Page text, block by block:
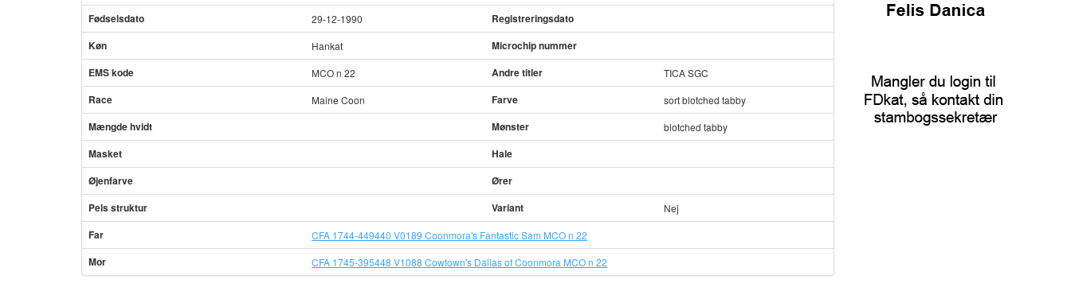
Fødselsdato
29-12-1990
Registreringsdato
Køn
Hankat
Microchip nummer
EMS kode
MCO n 22 Andre titler TICA SGC
Race Maine Coon Farve sort blotched tabby
Mængde hvidt Mønster blotched tabby
Masket
Hale
Øjenfarve
Ører
Pels struktur
Variant Nej
Far CFA 1744-449440 V0189 Coonmora's Fantastic Sam MCO n 22
Mor CFA 1745-395448 V1088 Cowtown's Dallas of Coonmora MCO n 22